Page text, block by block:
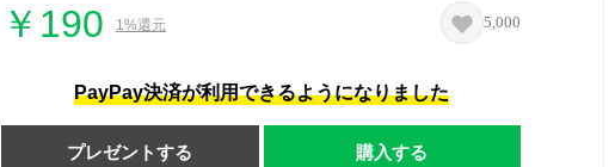
￥190 1%還元 5,000
PayPay決済が利用できるようになりました
プレゼントする 購入する